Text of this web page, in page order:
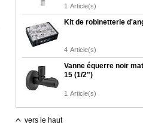
1 Article(s)
Kit de robinetterie
4 Article(s)
Vanne équerre noir
15 (1/2")
1 Article(s)
vers le haut